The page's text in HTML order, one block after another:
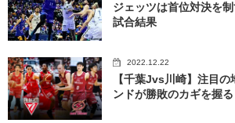
ジェッツは首位対決を
試合結果
2022.12.22
【千葉Jvs川崎】注目
ンドが勝敗のカギを握る